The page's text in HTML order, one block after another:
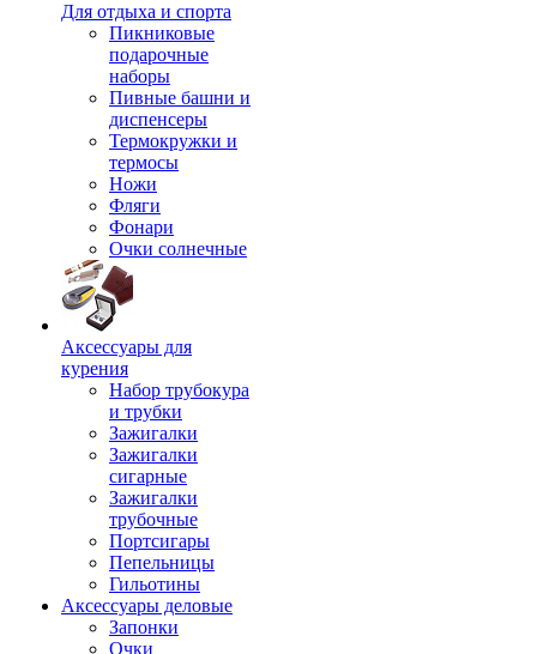
Для отдыха и спорта
Пикниковые
подарочные
наборы
Пивные башни и
диспенсеры
Термокружки и
термосы
Ножи
Фляги
Фонари
Очки солнечные
Аксессуары для
курения
Набор трубокура
и трубки
Зажигалки
Зажигалки
сигарные
Зажигалки
трубочные
Портсигары
Пепельницы
Гильотины
Аксессуары деловые
Запонки
Очки